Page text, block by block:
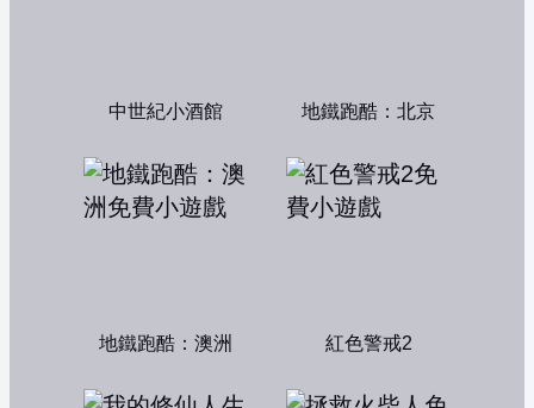
中世紀小酒館 地鐵跑酷：北京
地鐵跑酷：澳洲 紅色警戒2